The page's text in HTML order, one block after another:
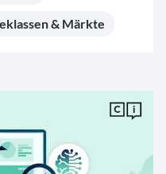
& Märkte